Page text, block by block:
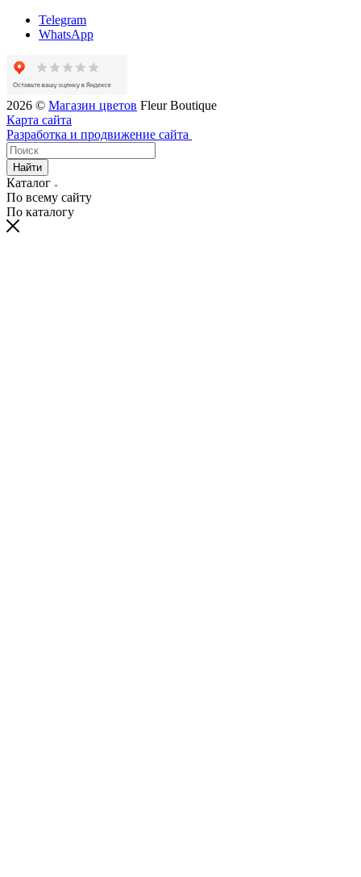
Telegram
WhatsApp
2026 © Магазин цветов Fleur Boutique
Карта сайта
Разработка и продвижение сайта
Найти
Каталог
По всему сайту
По каталогу